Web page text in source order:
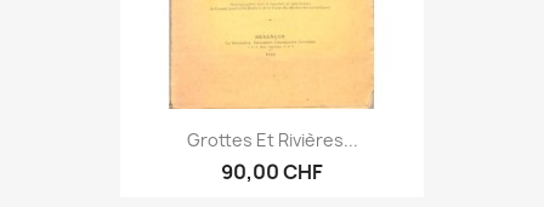
Grottes Et Rivières...
90,00 CHF